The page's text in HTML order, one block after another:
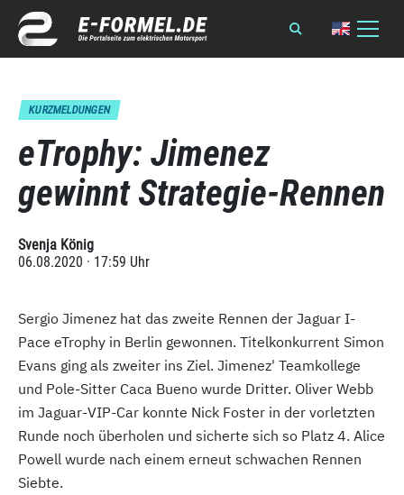
KURZMELDUNGEN
eTrophy: Jimenez
gewinnt Strategie-Rennen
Svenja König
06.08.2020 · 17:59 Uhr
Sergio Jimenez hat das zweite Rennen der Jaguar I-
Pace eTrophy in Berlin gewonnen. Titelkonkurrent Simon
Evans ging als zweiter ins Ziel. Jimenez' Teamkollege
und Pole-Sitter Caca Bueno wurde Dritter. Oliver Webb
im Jaguar-VIP-Car konnte Nick Foster in der vorletzten
Runde noch überholen und sicherte sich so Platz 4. Alice
Powell wurde nach einem erneut schwachen Rennen
Siebte.